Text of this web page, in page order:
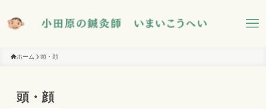
ホーム 頭・顔
頭・顔